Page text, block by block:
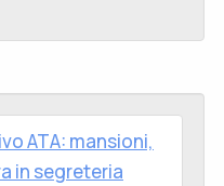
ATA: mansioni,
in segreteria